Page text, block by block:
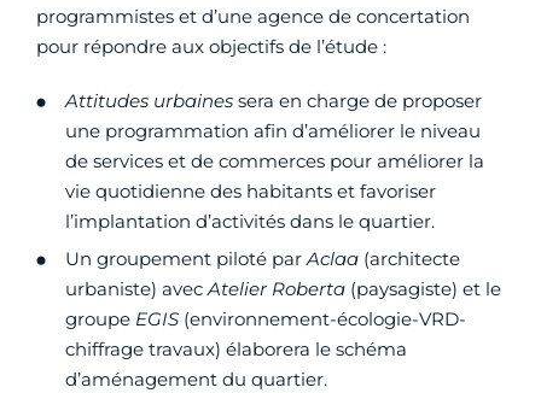
programmistes et d’une agence de concertation
pour répondre aux objectifs de l’étude :
Attitudes urbaines sera en charge de proposer
une programmation afin d’améliorer le niveau
de services et de commerces pour améliorer la
vie quotidienne des habitants et favoriser
l’implantation d’activités dans le quartier.
Un groupement piloté parAclaa (architecte
urbaniste) avecAtelier Roberta (paysagiste) et le
groupe EGIS (environnement-écologie-VRD-
chiffrage travaux) élaborera le schéma
d’aménagement du quartier.